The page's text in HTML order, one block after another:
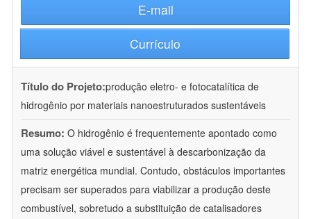
E-mail
Currículo
Título do Projeto:produção eletro- e fotocatalítica de
hidrogênio por materiais nanoestruturados sustentáveis
Resumo: O hidrogênio é frequentemente apontado como
uma solução viável e sustentável à descarbonização da
matriz energética mundial. Contudo, obstáculos importantes
precisam ser superados para viabilizar a produção deste
combustível, sobretudo a substituição de catalisadores